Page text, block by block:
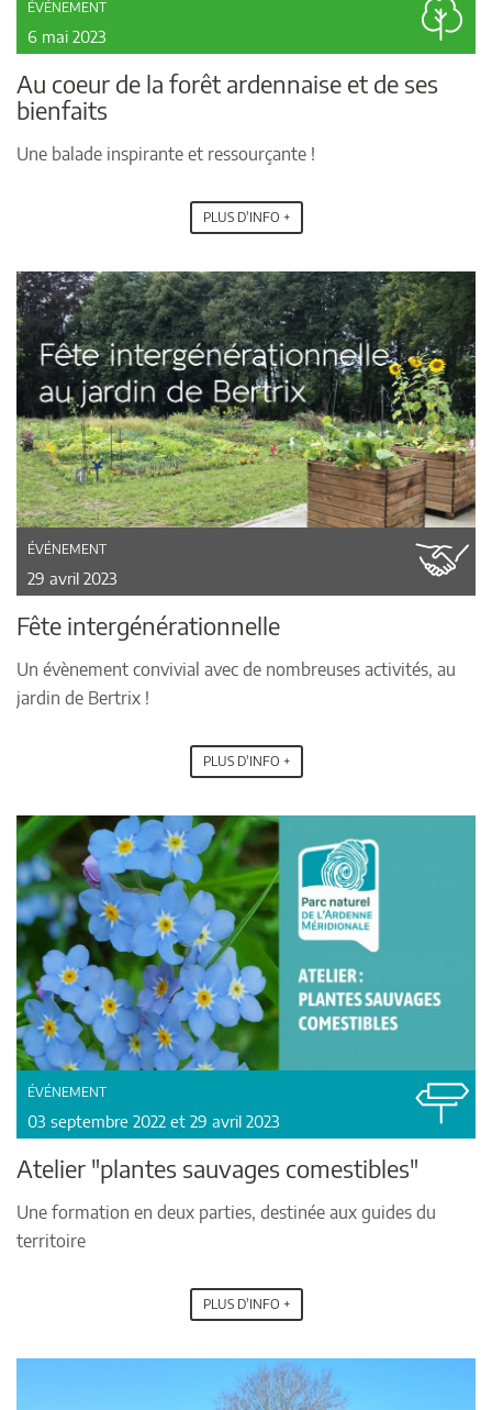
ÉVÉNEMENT
6 mai 2023
Au coeur de la forêt ardennaise et de ses
bienfaits
Une balade inspirante et ressourçante !
PLUS D'INFO +
ÉVÉNEMENT
29 avril 2023
Fête intergénérationnelle
Un évènement convivial avec de nombreuses activités, au
jardin de Bertrix !
PLUS D'INFO +
ÉVÉNEMENT
03 septembre 2022 et 29 avril 2023
Atelier "plantes sauvages comestibles"
Une formation en deux parties, destinée aux guides du
territoire
PLUS D'INFO +